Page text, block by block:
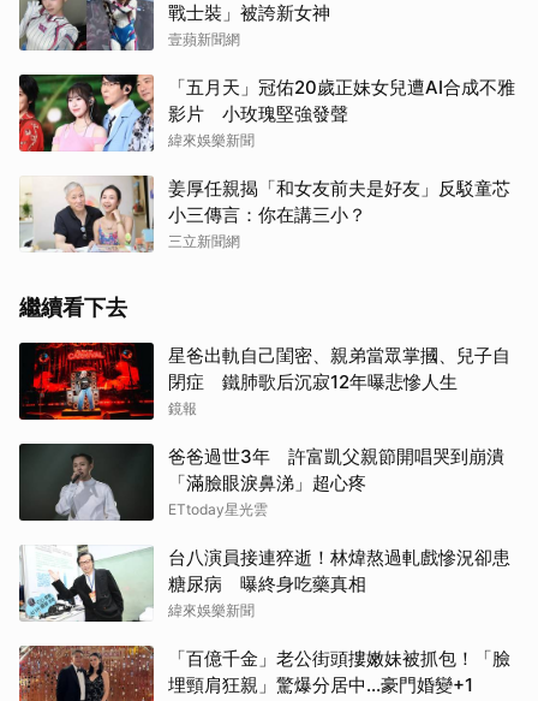
戰士裝」被誇新女神
壹蘋新聞網
「五月天」冠佑20歲正妹女兒遭AI合成不雅
影片 小玫瑰堅強發聲
緯來娛樂新聞
姜厚任親揭「和女友前夫是好友」反駁童芯
小三傳言：你在講三小？
三立新聞網
繼續看下去
星爸出軌自己閨密、親弟當眾掌摑、兒子自
閉症 鐵肺歌后沉寂12年曝悲慘人生
鏡報
爸爸過世3年 許富凱父親節開唱哭到崩潰
「滿臉眼淚鼻涕」超心疼
ETtoday星光雲
台八演員接連猝逝！林煒熬過軋戲慘況卻患
糖尿病 曝終身吃藥真相
緯來娛樂新聞
「百億千金」老公街頭摟嫩妹被抓包！「臉
埋頸肩狂親」驚爆分居中...豪門婚變+1